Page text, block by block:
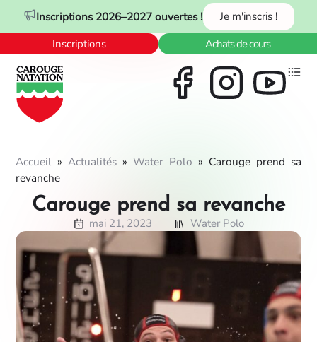
Inscriptions 2026–2027 ouvertes !
Je m'inscris !
Inscriptions
Achats de cours
Accueil »Actualités »Water Polo » Carouge prend sa
revanche
Carouge prend sa revanche
mai 21, 2023 Water Polo
Panneau de gestion des cookies